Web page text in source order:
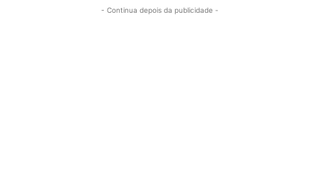
- Continua depois da publicidade -